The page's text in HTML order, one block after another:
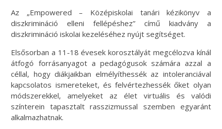
Az „Empowered – Középiskolai tanári kézikönyv a
diszkrimináció elleni fellépéshez” című kiadvány a
diszkrimináció iskolai kezeléséhez nyújt segítséget.
Elsősorban a 11-18 évesek korosztályát megcélozva kínál
átfogó forrásanyagot a pedagógusok számára azzal a
céllal, hogy diákjaikban elmélyíthessék az intoleranciával
kapcsolatos ismereteket, és felvértezhessék őket olyan
módszerekkel, amelyeket az élet virtuális és valódi
színterein tapasztalt rasszizmussal szemben egyaránt
alkalmazhatnak.